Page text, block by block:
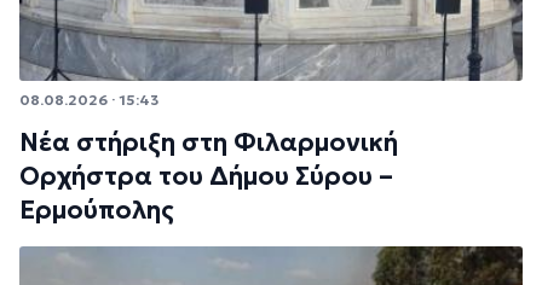
08.08.2026 · 15:43
Νέα στήριξη στη Φιλαρμονική
Ορχήστρα του Δήμου Σύρου –
Ερμούπολης